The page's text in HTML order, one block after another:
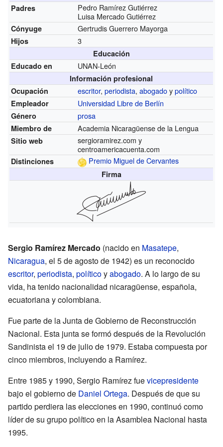
Padres
Pedro Ramírez Gutiérrez
Luisa Mercado Gutiérrez
Cónyuge Gertrudis Guerrero Mayorga
Hijos 3
Educación
Educado en
UNAN-León
Información profesional
Ocupación
escritor,periodista,abogadoypolítico
Empleador Universidad Libre de Berlín
Género prosa
Miembro de Academia Nicaragüense de la Lengua
Sitio web sergioramirez.com y
centroamericacuenta.com
Distinciones Premio Miguel de Cervantes
Firma
Sergio Ramírez Mercado (nacido en Masatepe,
Nicaragua, el 5 de agosto de 1942) es un reconocido
escritor, periodista, políticoyabogado. A lo largo de su
vida, ha tenido nacionalidad nicaragüense, española,
ecuatoriana y colombiana.
Fue parte de la Junta de Gobierno de Reconstrucción
Nacional. Esta junta se formó después de la Revolución
Sandinista el 19 de julio de 1979. Estaba compuesta por
cinco miembros, incluyendo a Ramírez.
Entre 1985 y 1990, Sergio Ramírez fuevicepresidente
bajo el gobierno de Daniel Ortega. Después de que su
partido perdiera las elecciones en 1990, continuó como
líder de su grupo político en la Asamblea Nacional hasta
1995.